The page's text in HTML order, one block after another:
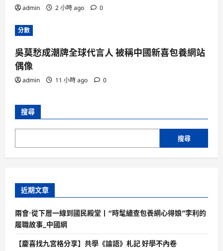
admin 2 小時 ago 0
分數
吳莫愁成潮牌全球代言人 被稱中國新喜包養網站
偶像
admin 11 小時 ago 0
搜尋
搜尋
近期文章
兩會·從下層一線到國民殿堂丨“時髦繡查包養網心得娘”李利的
履職故事_中國網
【慶喜找九宮格分享】共學《論語》札記 好學不內卷